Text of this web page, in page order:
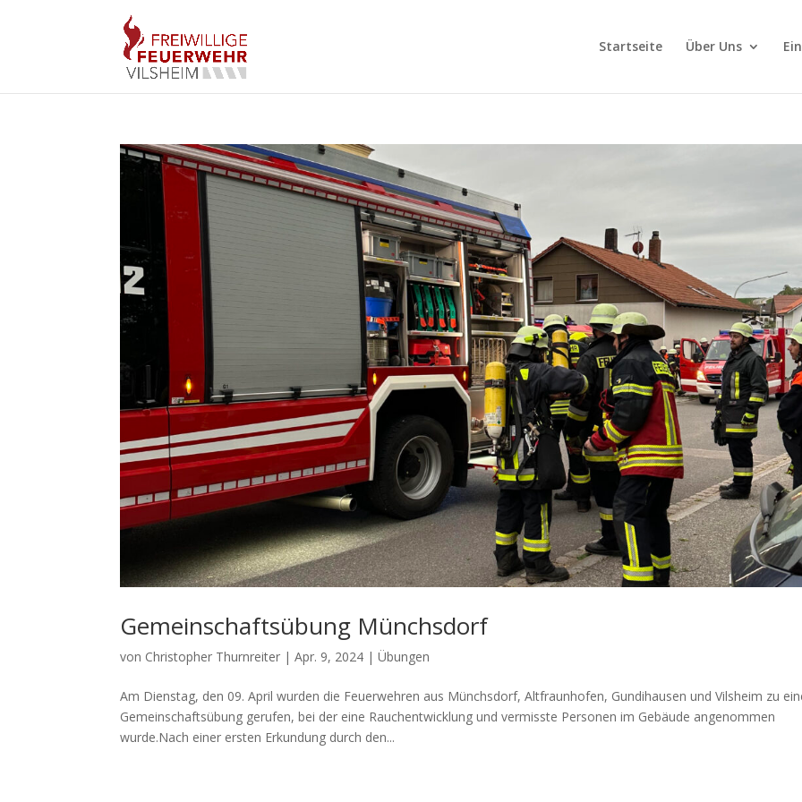
Startseite Über Uns
Gemeinschaftsübung Münchsdorf
von Christopher Thurnreiter |Apr. 9, 2024 |Übungen
Am Dienstag, den 09. April wurden die Feuerwehren aus Münchsdorf, Altfraunhofen, Gundihausen und Vilsheim zu
Gemeinschaftsübung gerufen, bei der eine Rauchentwicklung und vermisste Personen im Gebäude angenommen
wurde.Nach einer ersten Erkundung durch den...